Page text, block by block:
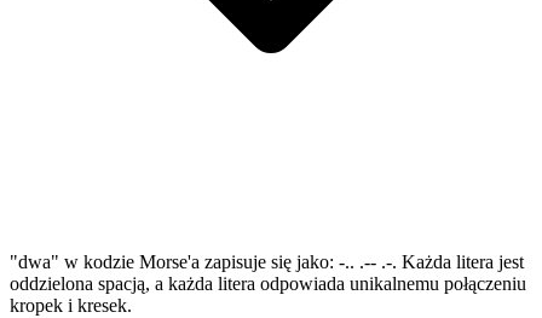
"dwa" w kodzie Morse'a zapisuje się jako: -.. .-- .-. Każda litera jest
oddzielona spacją, a każda litera odpowiada unikalnemu połączeniu
kropek i kresek.